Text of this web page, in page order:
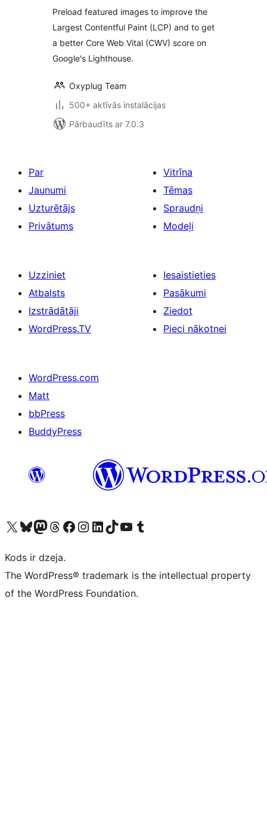
Preload featured images to improve the
Largest Contentful Paint (LCP) and to get
a better Core Web Vital (CWV) score on
Google's Lighthouse.
Oxyplug Team
500+ aktīvās instalācijas
Pārbaudīts ar 7.0.3
Par
Jaunumi
Uzturētājs
Privātums
Vitrīna
Tēmas
Spraudņi
Modeļi
Uzziniet
Atbalsts
Izstrādātāji
WordPress.TV
Iesaistieties
Pasākumi
Ziedot
Pieci nākotnei
WordPress.com
Matt
bbPress
BuddyPress
Apmeklējiet mūsu X (agrāk Twitter) kontu
Apmeklējiet mūsu Bluesky kontu
Apmeklējiet mūsu Mastodon kontu
Apmeklējiet mūsu Threads kontu
Apmeklējiet mūsu Facebook lapuApmeklējiet mūsu Instagram kontu
Apmeklējiet mūsu LinkedIn kontu
Apmeklējiet mūsu TikTok kontu
Apmeklējiet mūsu YouTube kanālu
Apmeklējiet mūsu Tumblr kontu
Kods ir dzeja.
The WordPress® trademark is the intellectual property
of the WordPress Foundation.